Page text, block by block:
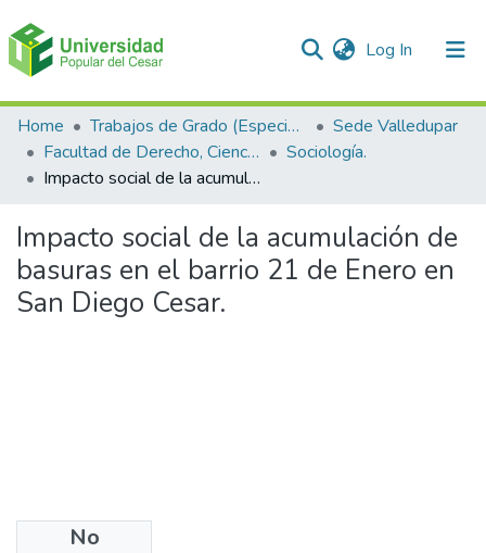
Log In (current)
Communities & Collections
All of DSpace
Home Trabajos de Grado (Especializaciones y Pregrados)
Sede Valledupar
Facultad de Derecho, Ciencias Políticas y Sociales.
Sociología.
Impacto social de la acumulación de basuras en el barrio 21 de Enero en San Diego Cesar.
Impacto social de la acumulación de
basuras en el barrio 21 de Enero en
San Diego Cesar.
No